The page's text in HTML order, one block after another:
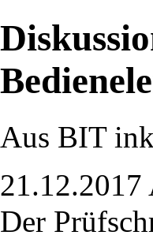
Aus BIT
21.12.2017
Der